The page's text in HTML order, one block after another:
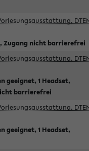
Zugang nicht barrierefrei
geeignet, 1 Headset,
barrierefrei
geeignet, 1 Headset,